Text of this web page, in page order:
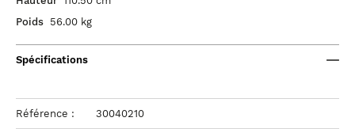
Poids 56.00 kg
Spécifications
Référence : 30040210